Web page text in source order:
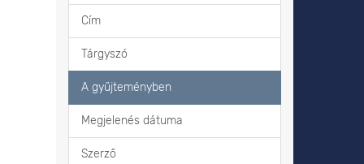
Cím
Tárgyszó
A gyűjteményben
Megjelenés dátuma
Szerző